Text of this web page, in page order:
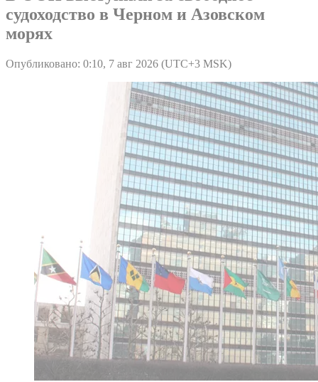
судоходство в Черном и Азовском
морях
Опубликовано: 0:10, 7 авг 2026 (UTC+3 MSK)